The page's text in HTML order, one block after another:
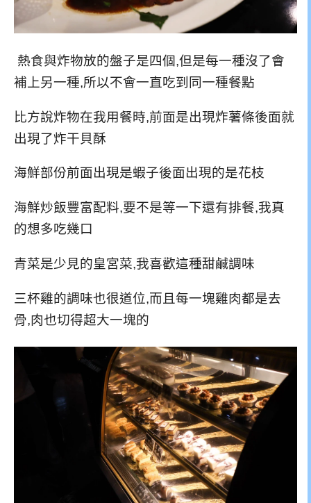
熱食與炸物放的盤子是四個,但是每一種沒了會
補上另一種,所以不會一直吃到同一種餐點
比方說炸物在我用餐時,前面是出現炸薯條後面就
出現了炸干貝酥
海鮮部份前面出現是蝦子後面出現的是花枝
海鮮炒飯豐富配料,要不是等一下還有排餐,我真
的想多吃幾口
青菜是少見的皇宮菜,我喜歡這種甜鹹調味
三杯雞的調味也很道位,而且每一塊雞肉都是去
骨,肉也切得超大一塊的